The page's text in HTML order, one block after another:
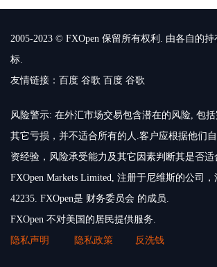
2005-2023 © FXOpen 保留所有权利. 由各自的
标.
友情链接： 百度 谷歌 百度 谷歌
风险警示: 在外汇市场交易包含潜在的风险, 包
其它亏损，并不适合所有的人.客户应根据他们
资经验，风险承受能力及其它因素判断其是否适
FXOpen Markets Limited, 注册于尼维斯的公司
42235. FXOpen是 财务委员会 的成员.
FXOpen 不对美国的居民提供服务.
隐私声明
隐私政策 反洗钱